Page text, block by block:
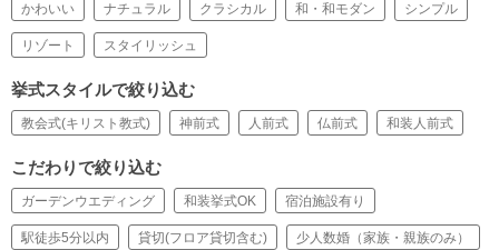
かわいい ナチュラル クラシカル 和・和モダン シンプル
リゾート スタイリッシュ
挙式スタイルで絞り込む
教会式(キリスト教式) 神前式 人前式 仏前式 和装人前式
こだわりで絞り込む
ガーデンウエディング 和装挙式OK 宿泊施設有り
駅徒歩5分以内 貸切(フロア貸切含む) 少人数婚（家族・親族のみ）